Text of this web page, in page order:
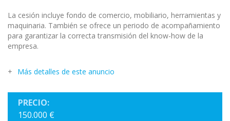
La cesión incluye fondo de comercio, mobiliario, herramientas y
maquinaria. También se ofrece un periodo de acompañamiento
para garantizar la correcta transmisión del know-how de la
empresa.
Más detalles de este anuncio
PRECIO:
150.000 €